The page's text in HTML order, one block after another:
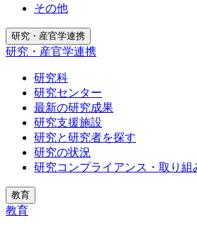
その他
研究・産官学連携
研究・産官学連携
研究科
研究センター
最新の研究成果
研究支援施設
研究と研究者を探す
研究の状況
研究コンプライアンス・取り組
教育
教育